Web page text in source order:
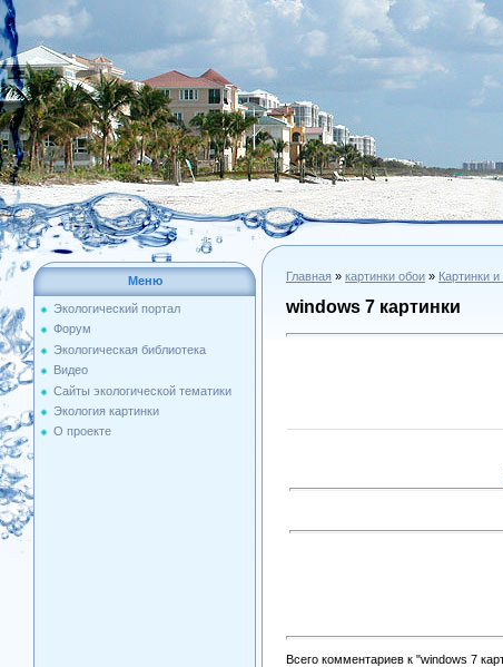
Меню
Экологический портал
Форум
Экологическая библиотека
Видео
Сайты экологической тематики
Экология картинки
О проекте
Главная » картинки обои » Картинки
windows 7 картинки
Всего комментариев к "windows 7